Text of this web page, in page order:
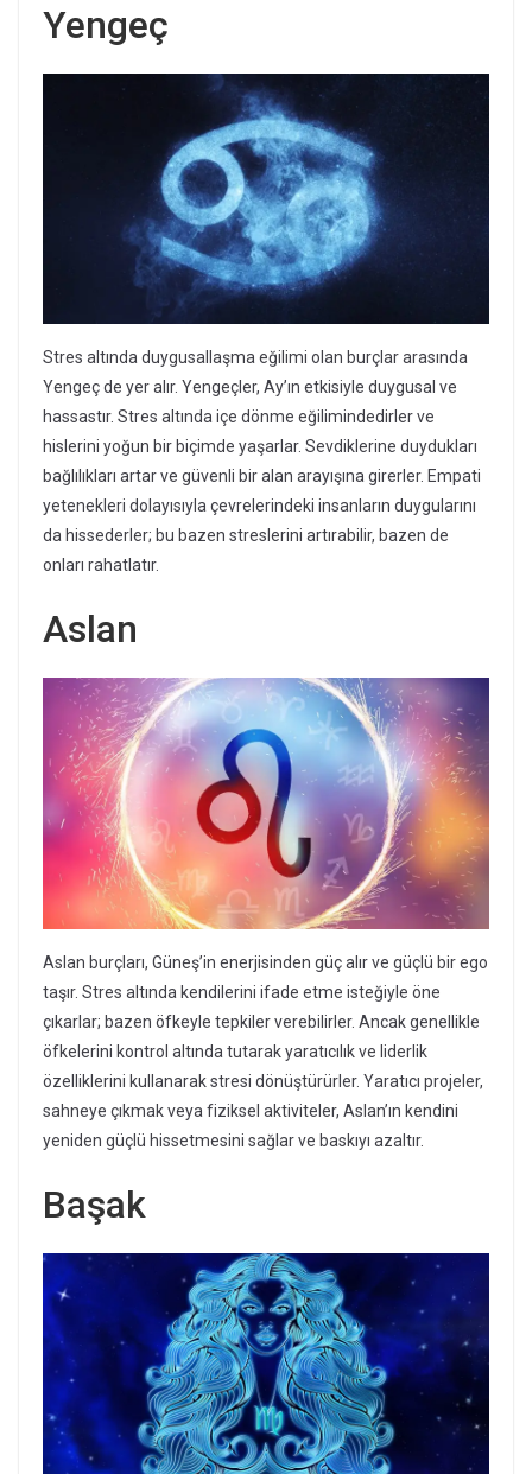
Yengeç
Stres altında duygusallaşma eğilimi olan burçlar arasında
Yengeç de yer alır. Yengeçler, Ay’ın etkisiyle duygusal ve
hassastır. Stres altında içe dönme eğilimindedirler ve
hislerini yoğun bir biçimde yaşarlar. Sevdiklerine duydukları
bağlılıkları artar ve güvenli bir alan arayışına girerler. Empati
yetenekleri dolayısıyla çevrelerindeki insanların duygularını
da hissederler; bu bazen streslerini artırabilir, bazen de
onları rahatlatır.
Aslan
Aslan burçları, Güneş’in enerjisinden güç alır ve güçlü bir ego
taşır. Stres altında kendilerini ifade etme isteğiyle öne
çıkarlar; bazen öfkeyle tepkiler verebilirler. Ancak genellikle
öfkelerini kontrol altında tutarak yaratıcılık ve liderlik
özelliklerini kullanarak stresi dönüştürürler. Yaratıcı projeler,
sahneye çıkmak veya fiziksel aktiviteler, Aslan’ın kendini
yeniden güçlü hissetmesini sağlar ve baskıyı azaltır.
Başak